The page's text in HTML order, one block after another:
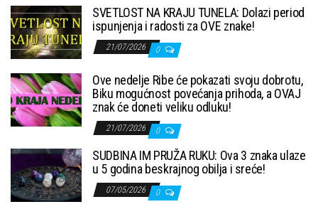
SVETLOST NA KRAJU TUNELA: Dolazi period
ispunjenja i radosti za OVE znake!
21/07/2026 0
Ove nedelje Ribe će pokazati svoju dobrotu,
Biku mogućnost povećanja prihoda, a OVAJ
znak će doneti veliku odluku!
21/07/2026 0
SUDBINA IM PRUŽA RUKU: Ova 3 znaka ulaze
u 5 godina beskrajnog obilja i sreće!
07/05/2026 0